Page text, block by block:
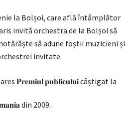
la Bolșoi, care află întâmplător
invită orchestra de la Bolșoi să
să adune foștii muzicieni și
invitate.
𝐏𝐫𝐞𝐦𝐢𝐮𝐥 𝐩𝐮𝐛𝐥𝐢𝐜𝐮𝐥𝐮𝐢 câștigat la
din 2009.